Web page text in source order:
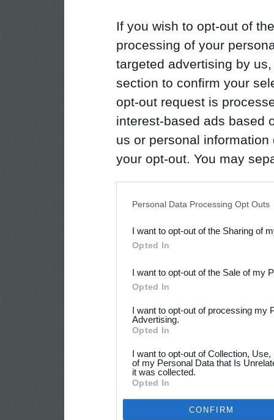
If you wish to opt-out of
processing of your
targeted advertising by
section to confirm your
opt-out request is
interest-based ads based
us or personal
your opt-out. You may
Downstream Participants
third parties.
Personal Data Processing Opt Outs
I want to opt-out of the Sharing of
Opted In
I want to opt-out of the Sale of my
Opted In
I want to opt-out of processing my
Advertising.
Opted In
I want to opt-out of Collection,
of my Personal Data that Is
it was collected.
Opted In
CONFIRM